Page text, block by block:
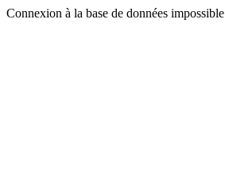
Connexion à la base de données impossible